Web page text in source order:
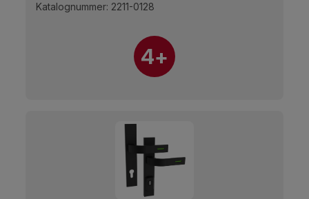
Katalognummer: 2211-0128
4+